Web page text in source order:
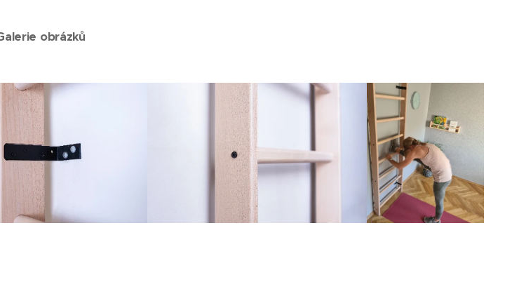
obrázků